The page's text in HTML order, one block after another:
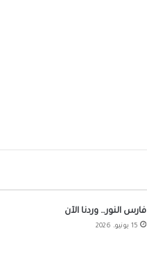
فارس النور… وردنا الآن
15 يونيو، 2026